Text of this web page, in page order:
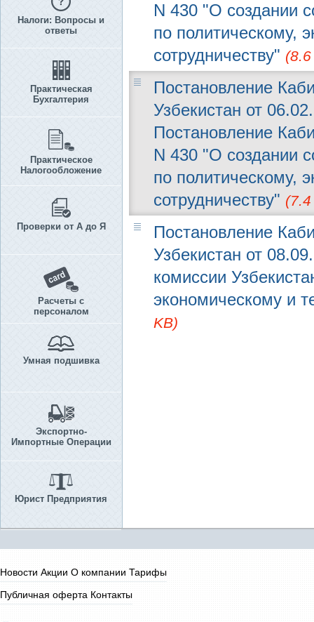
Налоги: Вопросы и
ответы
Практическая
Бухгалтерия
Практическое
Налогообложение
Проверки от А до Я
Расчеты с
персоналом
Умная подшивка
Экспортно-
Импортные Операции
Юрист Предприятия
N 430 "О создании
по политическому,
сотрудничеству"
Постановление
Узбекистан от
Постановление
N 430 "О создании
по политическому,
сотрудничеству"
Постановление
Узбекистан от
комиссии
экономическому и
KB)
Новости Акции О компании Тарифы
Публичная оферта Контакты